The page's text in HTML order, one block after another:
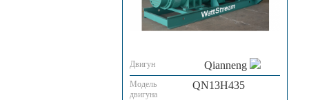
Двигун Qianneng
Модель
двигуна
QN13H435